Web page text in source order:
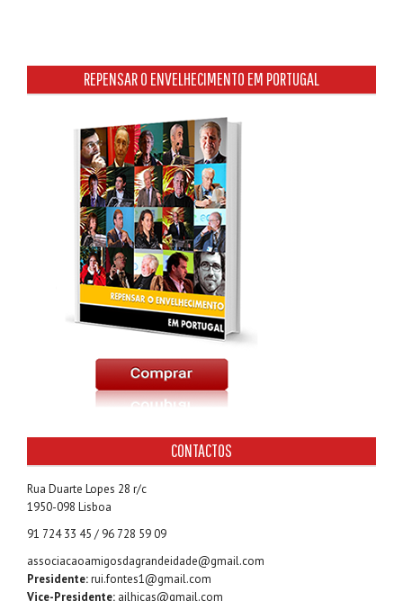
REPENSAR O ENVELHECIMENTO EM PORTUGAL
CONTACTOS
Rua Duarte Lopes 28 r/c
1950-098 Lisboa
91 724 33 45 / 96 728 59 09
associacaoamigosdagrandeidade@gmail.com
Presidente:rui.fontes1@gmail.com
Vice-Presidente: ailhicas@gmail.com